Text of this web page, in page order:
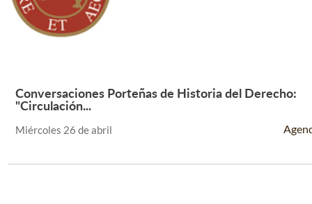
Leer Más +
Conversaciones Porteñas de Historia del Derecho:
"Circulación...
Miércoles 26 de abril